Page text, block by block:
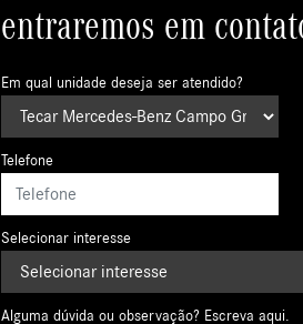
entraremos em
Em qual unidade deseja ser atendido?
Telefone
Selecionar interesse
Alguma dúvida ou observação? Escreva aqui.